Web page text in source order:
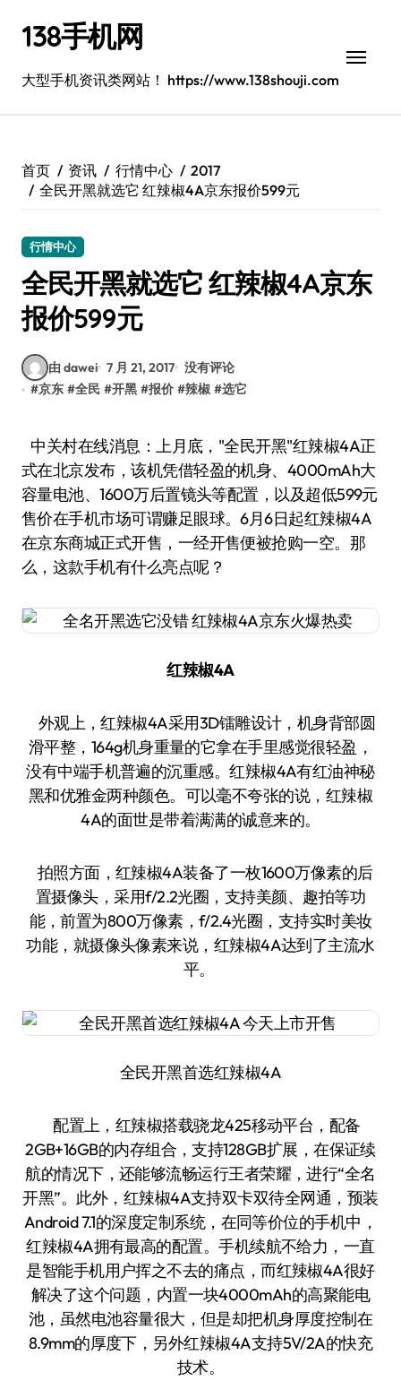
138手机网
大型手机资讯类网站！ https://www.138shouji.com
首页 资讯 行情中心
2017
全民开黑就选它 红辣椒4A京东报价599元
行情中心
全民开黑就选它 红辣椒4A京东
报价599元
由 dawei 7 月 21, 2017 没有评论
#京东 #全民 #开黑 #报价 #辣椒 #选它
中关村在线消息：上月底，"全民开黑"红辣椒4A正
式在北京发布，该机凭借轻盈的机身、4000mAh大
容量电池、1600万后置镜头等配置，以及超低599元
售价在手机市场可谓赚足眼球。6月6日起红辣椒4A
在京东商城正式开售，一经开售便被抢购一空。那
么，这款手机有什么亮点呢？
红辣椒4A
外观上，红辣椒4A采用3D镭雕设计，机身背部圆
滑平整，164g机身重量的它拿在手里感觉很轻盈，
没有中端手机普遍的沉重感。红辣椒4A有红油神秘
黑和优雅金两种颜色。可以毫不夸张的说，红辣椒
4A的面世是带着满满的诚意来的。
拍照方面，红辣椒4A装备了一枚1600万像素的后
置摄像头，采用f/2.2光圈，支持美颜、趣拍等功
能，前置为800万像素，f/2.4光圈，支持实时美妆
功能，就摄像头像素来说，红辣椒4A达到了主流水
平。
全民开黑首选红辣椒4A
配置上，红辣椒搭载骁龙425移动平台，配备
2GB+16GB的内存组合，支持128GB扩展，在保证续
航的情况下，还能够流畅运行王者荣耀，进行“全名
开黑”。此外，红辣椒4A支持双卡双待全网通，预装
Android 7.1的深度定制系统，在同等价位的手机中，
红辣椒4A拥有最高的配置。手机续航不给力，一直
是智能手机用户挥之不去的痛点，而红辣椒4A很好
解决了这个问题，内置一块4000mAh的高聚能电
池，虽然电池容量很大，但是却把机身厚度控制在
8.9mm的厚度下，另外红辣椒4A支持5V/2A的快充
技术。